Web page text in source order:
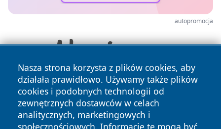
autopromocja
Nasza strona korzysta z plików cookies, aby
działała prawidłowo. Używamy także plików
cookies i podobnych technologii od
zewnętrznych dostawców w celach
analitycznych, marketingowych i
społecznościowych. Informacje te mogą być